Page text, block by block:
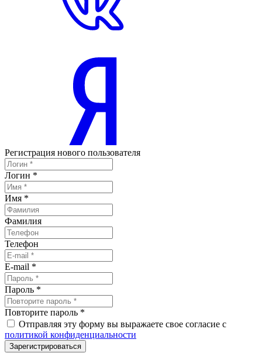
Регистрация нового пользователя
Логин *
Имя *
Фамилия
Телефон
E-mail *
Пароль *
Повторите пароль *
Отправляя эту форму вы выражаете свое согласие с
политикой конфиденциальности
Зарегистрироваться